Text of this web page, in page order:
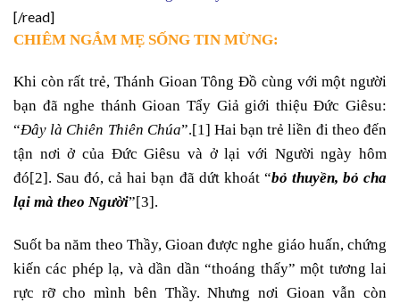
[/read]
CHIÊM NGẮM MẸ SỐNG TIN MỪNG:
Khi còn rất trẻ, Thánh Gioan Tông Đồ cùng với một người
bạn đã nghe thánh Gioan Tẩy Giả giới thiệu Đức Giêsu:
“Đây là Chiên Thiên Chúa”.[1] Hai bạn trẻ liền đi theo đến
tận nơi ở của Đức Giêsu và ở lại với Người ngày hôm
đó[2] . Sau đó, cả hai bạn đã dứt khoát “bỏ thuyền, bỏ cha
lại mà theo Người”[3] .
Suốt ba năm theo Thầy, Gioan được nghe giáo huấn, chứng
kiến các phép lạ, và dần dần “thoáng thấy” một tương lai
rực rỡ cho mình bên Thầy. Nhưng nơi Gioan vẫn còn